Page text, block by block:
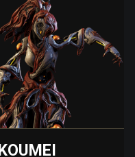
KOUMEI